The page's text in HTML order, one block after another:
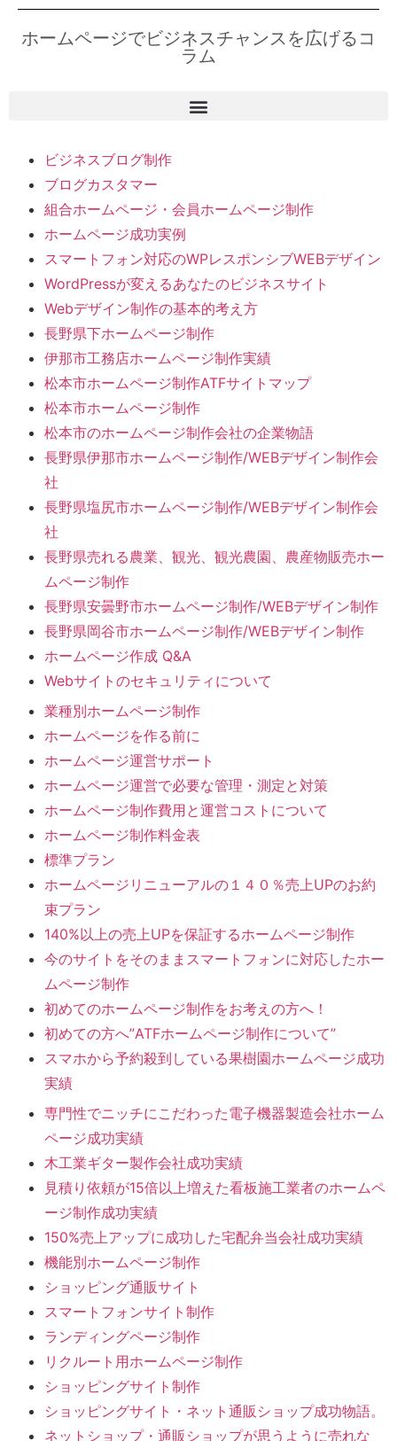
ホームページでビジネスチャンスを広げるコ
ラム
ビジネスブログ制作
ブログカスタマー
組合ホームページ・会員ホームページ制作
ホームページ成功実例
スマートフォン対応のWPレスポンシブWEBデザイン
WordPressが変えるあなたのビジネスサイト
Webデザイン制作の基本的考え方
長野県下ホームページ制作
伊那市工務店ホームページ制作実績
松本市ホームページ制作ATFサイトマップ
松本市ホームページ制作
松本市のホームページ制作会社の企業物語
長野県伊那市ホームページ制作/WEBデザイン制作会
社
長野県塩尻市ホームページ制作/WEBデザイン制作会
社
長野県売れる農業、観光、観光農園、農産物販売ホー
ムページ制作
長野県安曇野市ホームページ制作/WEBデザイン制作
長野県岡谷市ホームページ制作/WEBデザイン制作
ホームページ作成 Q&A
Webサイトのセキュリティについて
業種別ホームページ制作
ホームページを作る前に
ホームページ運営サポート
ホームページ運営で必要な管理・測定と対策
ホームページ制作費用と運営コストについて
ホームページ制作料金表
標準プラン
ホームページリニューアルの１４０％売上UPのお約
束プラン
140%以上の売上UPを保証するホームページ制作
今のサイトをそのままスマートフォンに対応したホー
ムページ制作
初めてのホームページ制作をお考えの方へ！
初めての方へ”ATFホームページ制作について”
スマホから予約殺到している果樹園ホームページ成功
実績
専門性でニッチにこだわった電子機器製造会社ホーム
ページ成功実績
木工業ギター製作会社成功実績
見積り依頼が15倍以上増えた看板施工業者のホームペ
ージ制作成功実績
150%売上アップに成功した宅配弁当会社成功実績
機能別ホームページ制作
ショッピング通販サイト
スマートフォンサイト制作
ランディングページ制作
リクルート用ホームページ制作
ショッピングサイト制作
ショッピングサイト・ネット通販ショップ成功物語。
ネットショップ・通販ショップが思うように売れな